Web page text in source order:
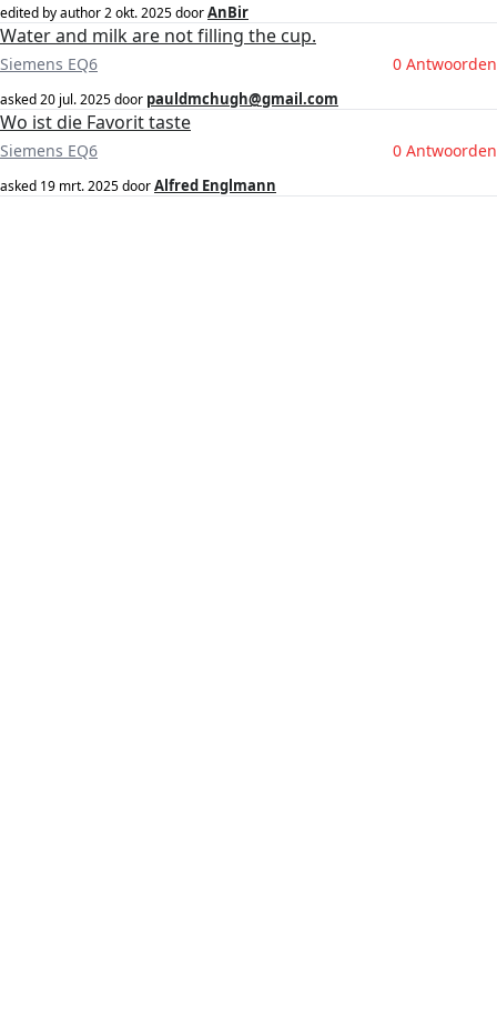
edited by author2 okt. 2025doorAnBir
Water and milk are not filling the cup.
Siemens EQ6 0 Antwoorden
asked20 jul. 2025door pauldmchugh@gmail.com
Wo ist die Favorit taste
Siemens EQ6 0 Antwoorden
asked 19 mrt. 2025doorAlfred Englmann